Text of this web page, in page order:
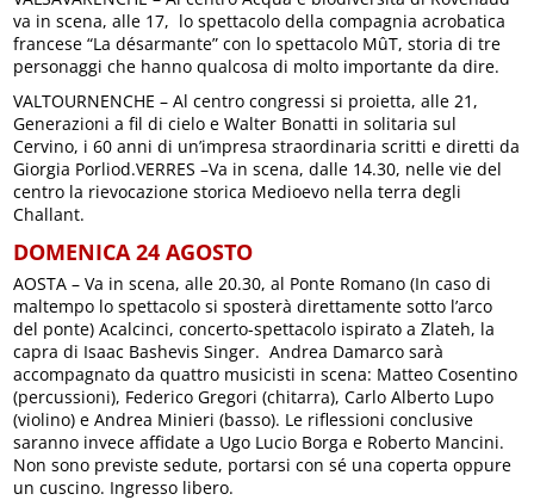
va in scena, alle 17, lo spettacolo della compagnia acrobatica
francese “La désarmante” con lo spettacolo MûT, storia di tre
personaggi che hanno qualcosa di molto importante da dire.
VALTOURNENCHE – Al centro congressi si proietta, alle 21,
Generazioni a fil di cielo e Walter Bonatti in solitaria sul
Cervino, i 60 anni di un’impresa straordinaria scritti e diretti da
Giorgia Porliod.VERRES –Va in scena, dalle 14.30, nelle vie del
centro la rievocazione storica Medioevo nella terra degli
Challant.
DOMENICA 24 AGOSTO
AOSTA – Va in scena, alle 20.30, al Ponte Romano (In caso di
maltempo lo spettacolo si sposterà direttamente sotto l’arco
del ponte) Acalcinci, concerto-spettacolo ispirato a Zlateh, la
capra di Isaac Bashevis Singer. Andrea Damarco sarà
accompagnato da quattro musicisti in scena: Matteo Cosentino
(percussioni), Federico Gregori (chitarra), Carlo Alberto Lupo
(violino) e Andrea Minieri (basso). Le riflessioni conclusive
saranno invece affidate a Ugo Lucio Borga e Roberto Mancini.
Non sono previste sedute, portarsi con sé una coperta oppure
un cuscino. Ingresso libero.